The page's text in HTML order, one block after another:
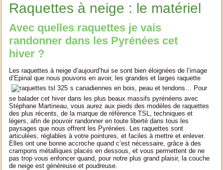
Raquettes à neige : le matériel
Avec quelles raquettes je vais
randonner dans les Pyrénées cet
hiver ?
Les raquettes à neige d’aujourd’hui se sont bien éloignées de l’image
d’Epinal que nous pouvons en avoir, les grandes et larges raquette
s canadiennes en bois, peau et tendons… Pour
se balader cet hiver dans les plus beaux massifs pyrénéens avec
Stéphane Martineau, vous aurez aux pieds des modèles de raquettes
des plus récents, de la marque de référence TSL, techniques et
légers, afin de pouvoir randonner en toute liberté dans tous les
paysages que nous offrent les Pyrénées. Les raquettes sont
articulées, réglables à votre pointures, et faciles à mettre et enlever.
Elles ont une bonne accroche quand c’est nécessaire, grâce à des
crampons métalliques placés en dessous, et vous permettent de ne
pas trop vous enfoncer quand, pour notre plus grand plaisir, la couche
de neige est généreuse et poudreuse.